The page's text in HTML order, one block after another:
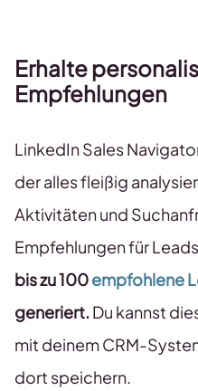
Erhalte
Empfehlungen
LinkedIn Sales
der alles fleißig
Aktivitäten und
Empfehlungen für
bis zu 100empfohlene
generiert. Du kannst
mit deinem CRM-
dort speichern.